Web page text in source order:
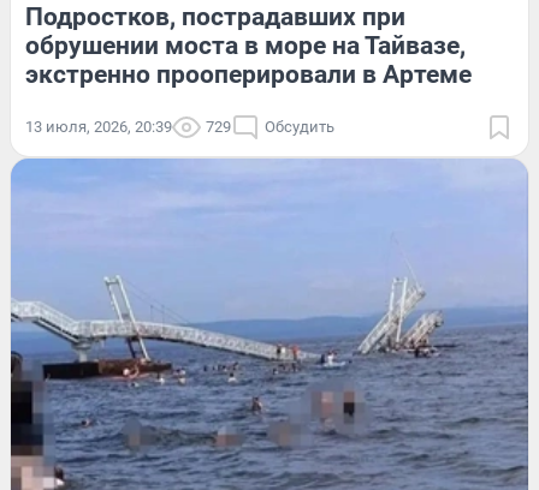
Подростков, пострадавших при
обрушении моста в море на Тайвазе,
экстренно прооперировали в Артеме
13 июля, 2026, 20:39 729 Обсудить